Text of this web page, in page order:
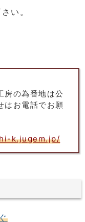
い。
房の為番地は公
はお電話でお願
k.jugem.jp/